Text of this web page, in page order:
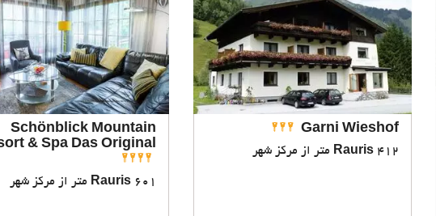
Garni Wieshof
Rauris 412 متر از مرکز شهر
Schönblick Mountain
& Spa Das Original!
Rauris 601 متر از مرکز شهر